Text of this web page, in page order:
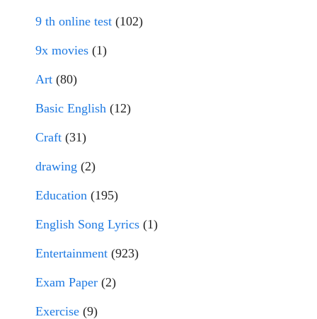
9 th online test (102)
9x movies (1)
Art (80)
Basic English (12)
Craft (31)
drawing (2)
Education (195)
English Song Lyrics (1)
Entertainment (923)
Exam Paper (2)
Exercise (9)